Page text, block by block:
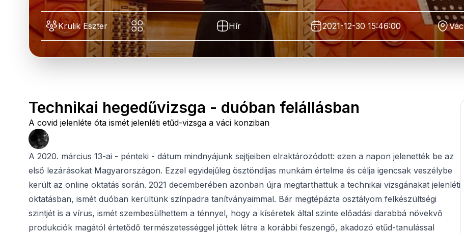
Krulik Eszter Hír 2021-12-30 15:46:00 Vác
Technikai hegedűvizsga - duóban felállásban
A covid jelenléte óta ismét jelenléti etűd-vizsga a váci konziban
A 2020. március 13-ai - pénteki - dátum mindnyájunk sejtjeiben elraktározódott: ezen a napon jelenették be az
első lezárásokat Magyarországon. Ezzel egyidejűleg ösztöndíjas munkám értelme és célja igencsak veszélybe
került az online oktatás során. 2021 decemberében azonban újra megtarthattuk a technikai vizsgánakat jelenléti
oktatásban, ismét duóban kerültünk színpadra tanítványaimmal. Bár megtépázta osztályom felkészültségi
szintjét is a vírus, ismét szembesülhettem a ténnyel, hogy a kíséretek által szinte előadási darabbá növekvő
produkciók magától értetődő természetességgel jöttek létre a korábbi feszengő, akadozó etűd-tanulással